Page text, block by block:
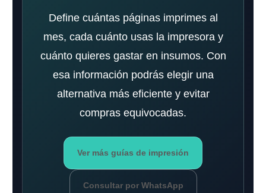
Define cuántas páginas imprimes al
mes, cada cuánto usas la impresora y
cuánto quieres gastar en insumos. Con
esa información podrás elegir una
alternativa más eficiente y evitar
compras equivocadas.
Ver más guías de impresión
Consultar por WhatsApp